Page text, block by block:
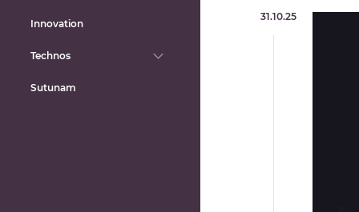
Innovation
Technos
Sutunam
31.10.25